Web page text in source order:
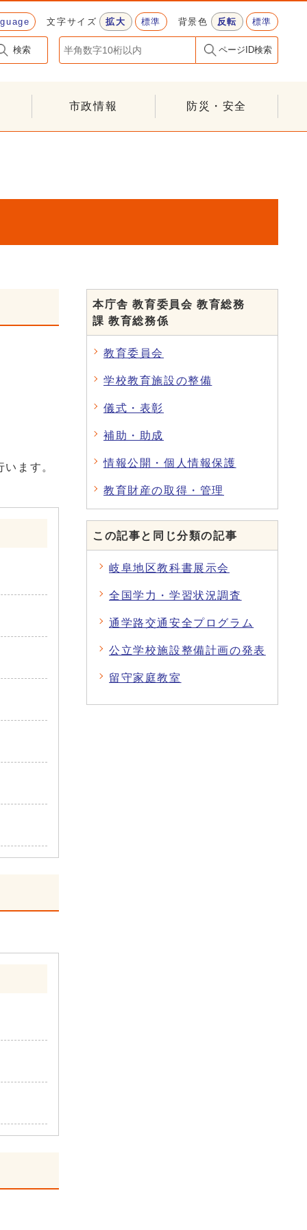
文字サイズ 拡大 標準 背景色 反転 標準
検索 ページID検索
市政情報 防災・安全
ます。
本庁舎 教育委員会 教育総務
課 教育総務係
教育委員会
学校教育施設の整備
儀式・表彰
補助・助成
情報公開・個人情報保護
教育財産の取得・管理
この記事と同じ分類の記事
岐阜地区教科書展示会
全国学力・学習状況調査
通学路交通安全プログラム
公立学校施設整備計画の発表
留守家庭教室